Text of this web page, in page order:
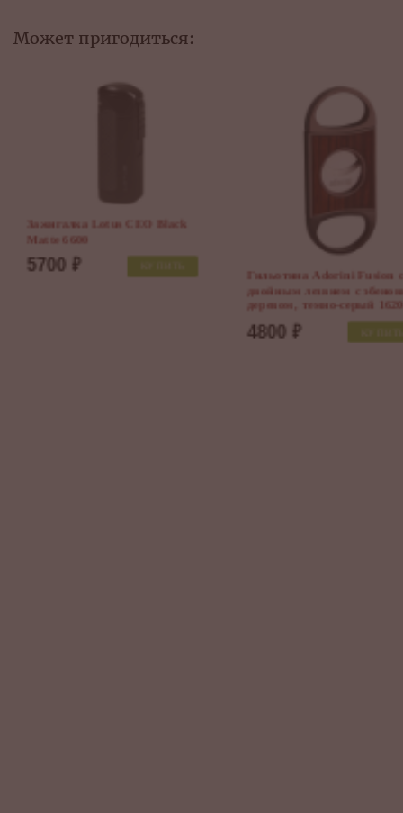
Может пригодиться:
Зажигалка Lotus CEO Black
Matte 6600
5700₽
Гильотина Adorini Fusion c
двойным лезвием с
деревом, темно-серый 16206
4800₽